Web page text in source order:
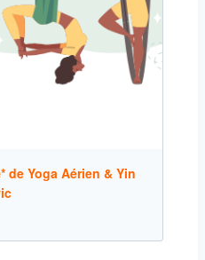
de Yoga Aérien & Yin